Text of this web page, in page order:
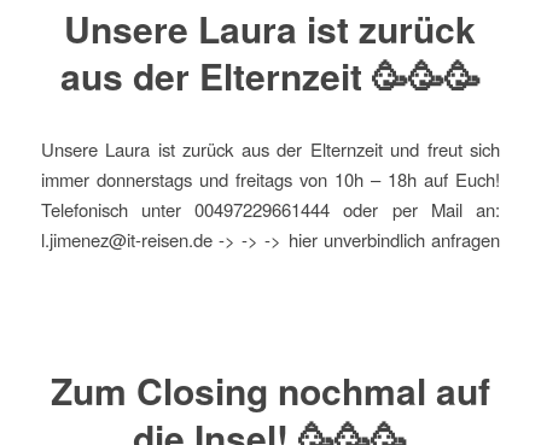
Unsere Laura ist zurück
aus der Elternzeit 🥳🥳🥳
Unsere Laura ist zurück aus der Elternzeit und freut sich
immer donnerstags und freitags von 10h – 18h auf Euch!
Telefonisch unter 00497229661444 oder per Mail an:
l.jimenez@it-reisen.de -> -> -> hier unverbindlich anfragen
Zum Closing nochmal auf